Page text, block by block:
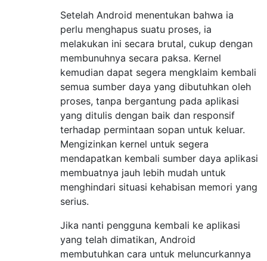
Setelah Android menentukan bahwa ia
perlu menghapus suatu proses, ia
melakukan ini secara brutal, cukup dengan
membunuhnya secara paksa. Kernel
kemudian dapat segera mengklaim kembali
semua sumber daya yang dibutuhkan oleh
proses, tanpa bergantung pada aplikasi
yang ditulis dengan baik dan responsif
terhadap permintaan sopan untuk keluar.
Mengizinkan kernel untuk segera
mendapatkan kembali sumber daya aplikasi
membuatnya jauh lebih mudah untuk
menghindari situasi kehabisan memori yang
serius.
Jika nanti pengguna kembali ke aplikasi
yang telah dimatikan, Android
membutuhkan cara untuk meluncurkannya